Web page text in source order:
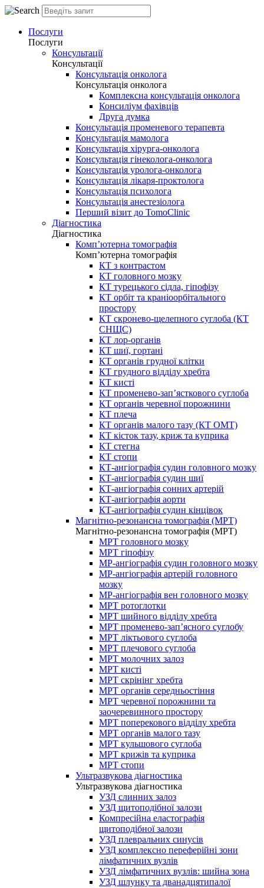
Послуги
Послуги
Консультації
Консультації
Консультація онколога
Консультація онколога
Комплексна консультація онколога
Консиліум фахівців
Друга думка
Консультація променевого терапевта
Консультація мамолога
Консультація хірурга-онколога
Консультація гінеколога-онколога
Консультація уролога-онколога
Консультація лікаря-проктолога
Консультація психолога
Консультація анестезіолога
Перший візит до TomoClinic
Діагностика
Діагностика
Комп’ютерна томографія
Комп’ютерна томографія
КТ з контрастом
КТ головного мозку
КТ турецького сідла, гіпофізу
КТ орбіт та краніоорбітального
простору
КТ скронево-щелепного суглоба (КТ
СНЩС)
КТ лор-органів
КТ шиї, гортані
КТ органів грудної клітки
КТ грудного відділу хребта
КТ кисті
КТ променево-зап’ясткового суглоба
КТ органів черевної порожнини
КТ плеча
КТ органів малого тазу (КТ ОМТ)
КТ кісток тазу, криж та куприка
КТ стегна
КТ стопи
КТ-ангіографія судин головного мозку
КТ-ангіографія судин шиї
КТ-ангіографія сонних артерій
КТ-ангіографія аорти
КТ-ангіографія судин кінцівок
Магнітно-резонансна томографія (МРТ)
Магнітно-резонансна томографія (МРТ)
МРТ головного мозку
МРТ гіпофізу
МР-ангіографія судин головного мозку
МР-ангіографія артерій головного
мозку
МР-ангіографія вен головного мозку
МРТ ротоглотки
МРТ шийного відділу хребта
МРТ променево-зап’ясного суглобу
МРТ ліктьового суглоба
МРТ плечового суглоба
МРТ молочних залоз
МРТ кисті
МРТ скрінінг хребта
МРТ органів середньостіння
МРТ черевної порожнини та
заочеревинного простору
МРТ поперекового відділу хребта
МРТ органів малого тазу
МРТ кульшового суглоба
МРТ крижів та куприка
МРТ стопи
Ультразвукова діагностика
Ультразвукова діагностика
УЗД слинних залоз
УЗД щитоподібної залози
Компресійна еластографія
щитоподібної залози
УЗД плевральних синусів
УЗД комплексно переферійні зони
лімфатичних вузлів
УЗД лімфатичних вузлів: шийна зона
УЗД шлунку та дванадцятипалої